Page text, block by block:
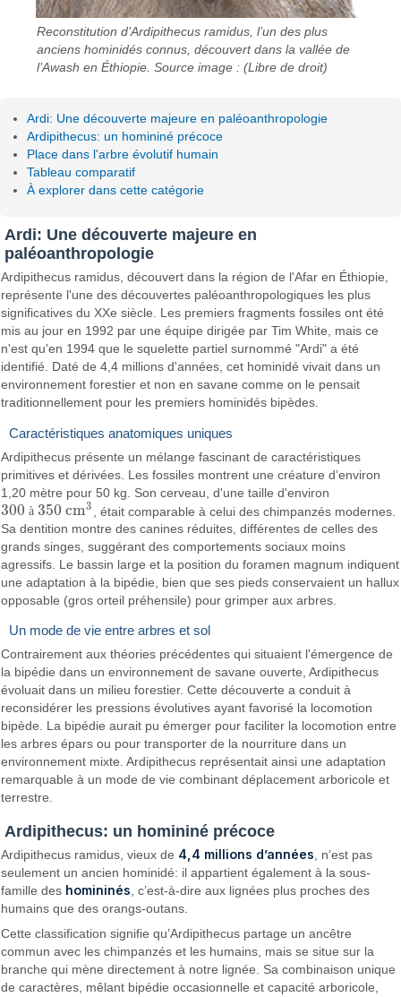
Reconstitution d’Ardipithecus ramidus, l’un des plus
anciens hominidés connus, découvert dans la vallée de
l’Awash en Éthiopie. Source image : (Libre de droit)
Ardi: Une découverte majeure en paléoanthropologie
Ardipithecus: un homininé précoce
Place dans l'arbre évolutif humain
Tableau comparatif
À explorer dans cette catégorie
Ardi: Une découverte majeure en
paléoanthropologie
Ardipithecus ramidus, découvert dans la région de l'Afar en Éthiopie,
représente l'une des découvertes paléoanthropologiques les plus
significatives du XXe siècle. Les premiers fragments fossiles ont été
mis au jour en 1992 par une équipe dirigée par Tim White, mais ce
n'est qu'en 1994 que le squelette partiel surnommé "Ardi" a été
identifié. Daté de 4,4 millions d'années, cet hominidé vivait dans un
environnement forestier et non en savane comme on le pensait
traditionnellement pour les premiers hominidés bipèdes.
Caractéristiques anatomiques uniques
Ardipithecus présente un mélange fascinant de caractéristiques
primitives et dérivées. Les fossiles montrent une créature d’environ
1,20 mètre pour 50 kg. Son cerveau, d'une taille d'environ
300 à 350 cm3
300à 350cm3
, était comparable à celui des chimpanzés modernes.
Sa dentition montre des canines réduites, différentes de celles des
grands singes, suggérant des comportements sociaux moins
agressifs. Le bassin large et la position du foramen magnum indiquent
une adaptation à la bipédie, bien que ses pieds conservaient un hallux
opposable (gros orteil préhensile) pour grimper aux arbres.
Un mode de vie entre arbres et sol
Contrairement aux théories précédentes qui situaient l'émergence de
la bipédie dans un environnement de savane ouverte, Ardipithecus
évoluait dans un milieu forestier. Cette découverte a conduit à
reconsidérer les pressions évolutives ayant favorisé la locomotion
bipède. La bipédie aurait pu émerger pour faciliter la locomotion entre
les arbres épars ou pour transporter de la nourriture dans un
environnement mixte. Ardipithecus représentait ainsi une adaptation
remarquable à un mode de vie combinant déplacement arboricole et
terrestre.
Ardipithecus: un homininé précoce
Ardipithecus ramidus, vieux de 4,4 millions d’années , n’est pas
seulement un ancien hominidé: il appartient également à la sous-
famille des homininés , c’est-à-dire aux lignées plus proches des
humains que des orangs-outans.
Cette classification signifie qu’Ardipithecus partage un ancêtre
commun avec les chimpanzés et les humains, mais se situe sur la
branche qui mène directement à notre lignée. Sa combinaison unique
de caractères, mêlant bipédie occasionnelle et capacité arboricole,